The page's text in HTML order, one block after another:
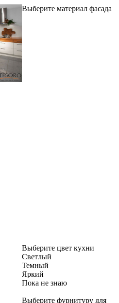
Выберите материал фасада
Выберите цвет кухни
Светлый
Темный
Яркий
Пока не знаю
Выберите фурнитуру для